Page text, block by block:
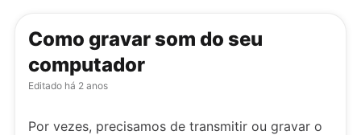
Como gravar som do seu
computador
Editado há 2 anos
Por vezes, precisamos de transmitir ou gravar o